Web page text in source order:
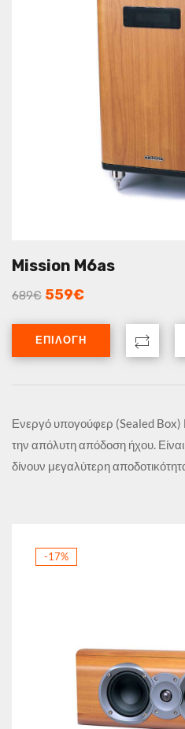
Mission M6as
689€ 559€
ΕΠΙΛΟΓΉ
Ενεργό υπογούφερ (Sealed
την απόλυτη απόδοση ήχου. Είναι
δίνουν μεγαλύτερη
-17%